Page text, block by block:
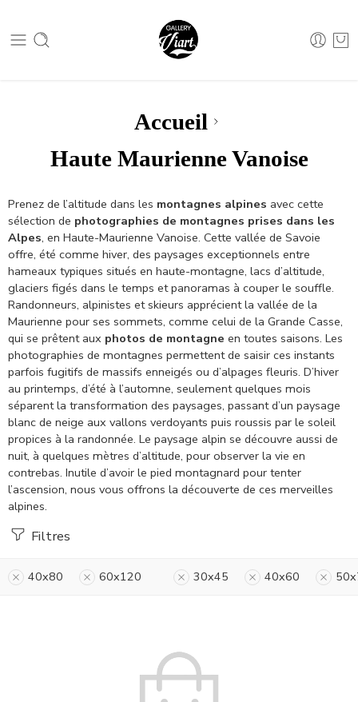
04 79 05 07 62
Accueil
Haute Maurienne Vanoise
Prenez de l’altitude dans les montagnes alpines avec cette
sélection de photographies de montagnes prises dans les
Alpes, en Haute-Maurienne Vanoise. Cette vallée de Savoie
offre, été comme hiver, des paysages exceptionnels entre
hameaux typiques situés en haute-montagne, lacs d’altitude,
glaciers figés dans le temps et panoramas à couper le souffle.
Randonneurs, alpinistes et skieurs apprécient la vallée de la
Maurienne pour ses sommets, comme celui de la Grande Casse,
qui se prêtent aux photos de montagne en toutes saisons. Les
photographies de montagnes permettent de saisir ces instants
parfois fugitifs de massifs enneigés ou d’alpages fleuris. D’hiver
au printemps, d’été à l’automne, seulement quelques mois
séparent la transformation des paysages, passant d’un paysage
blanc de neige aux vallons verdoyants puis roussis par le soleil
propices à la randonnée. Le paysage alpin se découvre aussi de
nuit, à quelques mètres d’altitude, pour observer la vie en
contrebas. Inutile d’avoir le pied montagnard pour tenter
l’ascension, nous vous offrons la découverte de ces merveilles
alpines.
Filtres
40x80 60x120 30x45 40x60